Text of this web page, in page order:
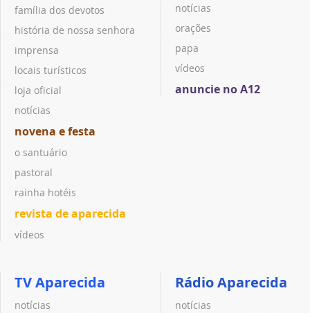
família dos devotos
história de nossa senhora
imprensa
locais turísticos
loja oficial
notícias
novena e festa
o santuário
pastoral
rainha hotéis
revista de aparecida
vídeos
notícias
orações
papa
vídeos
anuncie no A12
TV Aparecida
notícias
Rádio Aparecida
notícias